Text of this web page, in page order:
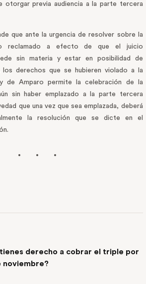
otorgar previa audiencia a la parte tercera
que ante la urgencia de resolver sobre la
reclamado a efecto de que el juicio
sin materia y estar en posibilidad de
derechos que se hubieren violado a la
de Amparo permite la celebración de la
sin haber emplazado a la parte tercera
que una vez que sea emplazada, deberá
la resolución que se dicte en el
derecho a cobrar el triple por
noviembre?